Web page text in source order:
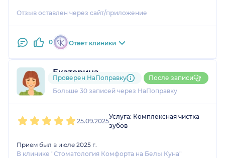
Отзыв оставлен через сайт/приложение
0 Ответ клиники
Екатерина
1 отзыви4 оценки
Больше 30 записей через НаПоправку
Проверен НаПоправку После записи
25.09.2025
Услуга: Комплексная чистка
зубов
Прием был в июле 2025 г.
В клинике "Стоматология Комфорта на Белы Куна"